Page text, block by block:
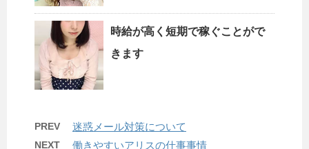
時給が高く短期で稼ぐことがで
きます
PREV 迷惑メール対策について
NEXT 働きやすいアリスの仕事事情